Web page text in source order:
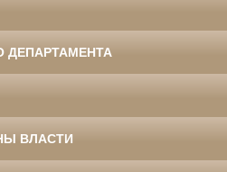
ДЕПАРТАМЕНТА
ВЛАСТИ